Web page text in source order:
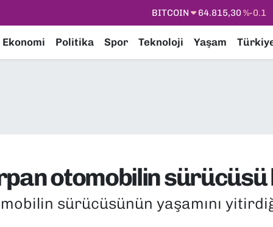
DOLAR 47,7436%0.18
STERLİN
64,4811%0.38
Ekonomi Politika Spor Teknoloji Yaşam
otomobilin sürücüsü
sürücüsünün yaşamını